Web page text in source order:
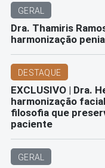
GERAL
Dra. Thamiris
harmonização
DESTAQUE
EXCLUSIVO | Dra.
harmonização
filosofia que
paciente
GERAL